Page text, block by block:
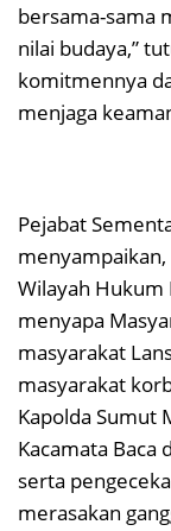
bersama-sama
nilai budaya,”
komitmennya
menjaga
Pejabat
menyampaikan,
Wilayah Hukum
menyapa
masyarakat
masyarakat
Kapolda Sumut
Kacamata Baca
serta
merasakan